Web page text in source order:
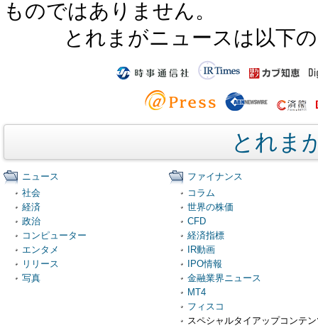
ものではありません。
とれまがニュースは以下
とれま
ニュース
社会
経済
政治
コンピューター
エンタメ
リリース
写真
ファイナンス
コラム
世界の株価
CFD
経済指標
IR動画
IPO情報
金融業界ニュース
MT4
フィスコ
スペシャルタイアップコンテ